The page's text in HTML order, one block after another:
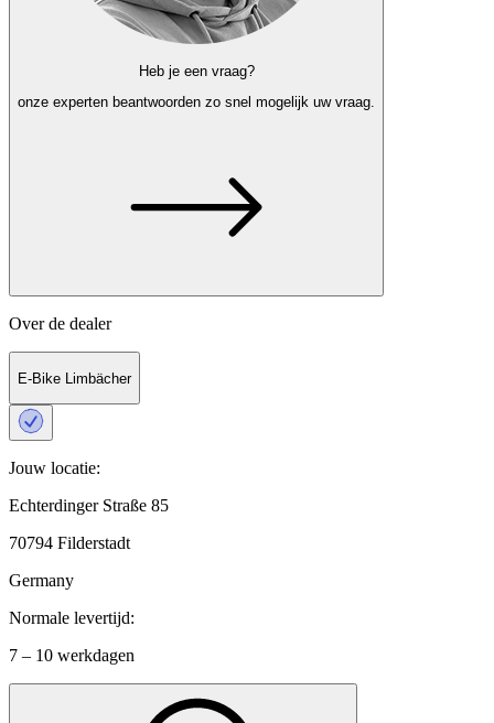
Heb je een vraag?
onze experten beantwoorden zo snel mogelijk uw vraag.
Over de dealer
E-Bike Limbächer
Jouw locatie:
Echterdinger Straße 85
70794 Filderstadt
Germany
Normale levertijd:
7 – 10 werkdagen